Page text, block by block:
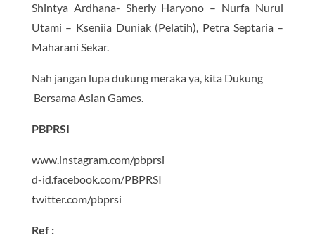
Shintya Ardhana- Sherly Haryono – Nurfa Nurul
Utami – Kseniia Duniak (Pelatih), Petra Septaria –
Maharani Sekar.
Nah jangan lupa dukung meraka ya, kita Dukung
Bersama Asian Games.
PBPRSI
www.instagram.com/pbprsi
d-id.facebook.com/PBPRSI
twitter.com/pbprsi
Ref :